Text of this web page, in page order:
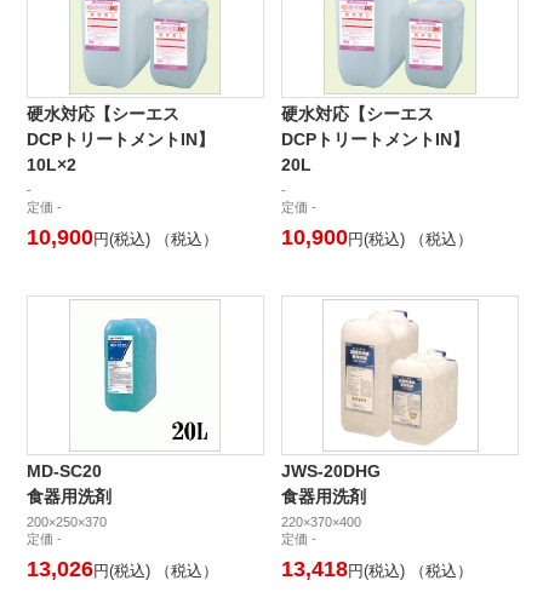
硬水対応【シーエス
DCPトリートメントIN】
10L×2
-
定価 -
10,900円(税込) （税込）
硬水対応【シーエス
DCPトリートメントIN】
20L
-
定価 -
10,900円(税込) （税込）
MD-SC20
食器用洗剤
200×250×370
定価 -
13,026円(税込) （税込）
JWS-20DHG
食器用洗剤
220×370×400
定価 -
13,418円(税込) （税込）